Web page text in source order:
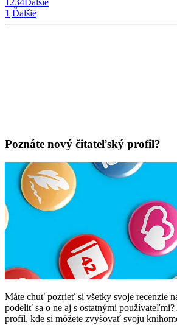
1 Ďalšie
Poznáte nový čitateľský profil?
Máte chuť pozrieť si všetky svoje recenzie
podeliť sa o ne aj s ostatnými
profil, kde si môžete zvyšovať svoju